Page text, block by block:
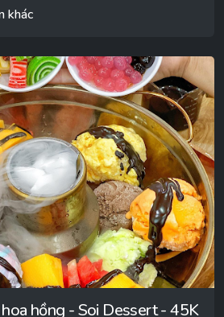
khác
hồng - Soi Dessert - 45K